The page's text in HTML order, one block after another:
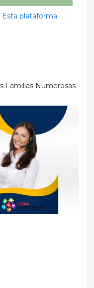
Esta plataforma
Familias Numerosas